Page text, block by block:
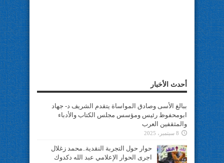
أحدث الأخبار
ببالغ الأسى وصادق المواساة يتقدم الشريف د- جهاد
ابومحفوظ رئيس ومؤسس مجلس الكتاب والأدباء
والمثقفين العرب
8 سبتمبر، 2025
حوار حول التجربة النقدية..محمد زغلال
اجرى الحوار الإعلامي عبد الله دكدوك